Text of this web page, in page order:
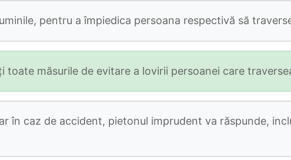
pentru a împiedica persoana respectivă să
toate măsurile de evitare a lovirii persoanei care
în caz de accident, pietonul imprudent va răspunde,